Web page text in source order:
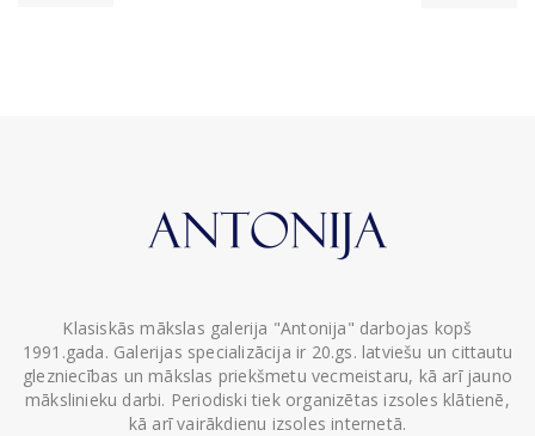
Klasiskās mākslas galerija "Antonija" darbojas kopš
1991.gada. Galerijas specializācija ir 20.gs. latviešu un cittautu
glezniecības un mākslas priekšmetu vecmeistaru, kā arī jauno
mākslinieku darbi. Periodiski tiek organizētas izsoles klātienē,
kā arī vairākdienu izsoles internetā.